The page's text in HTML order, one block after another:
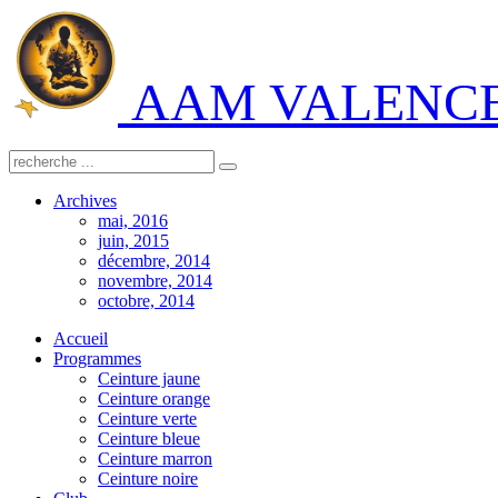
AAM
Archives
mai, 2016
juin, 2015
décembre, 2014
novembre, 2014
octobre, 2014
Accueil
Programmes
Ceinture jaune
Ceinture orange
Ceinture verte
Ceinture bleue
Ceinture marron
Ceinture noire